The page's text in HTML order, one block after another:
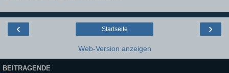
‹ ›
Startseite
Web-Version anzeigen
BEITRAGENDE